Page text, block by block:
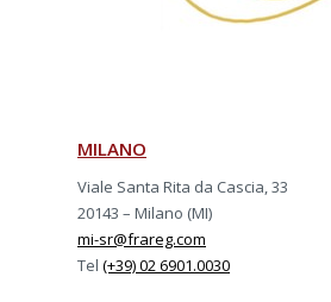
MILANO
Viale Santa Rita da Cascia, 33
20143 – Milano (MI)
mi-sr@frareg.com
Tel (+39) 02 6901.0030